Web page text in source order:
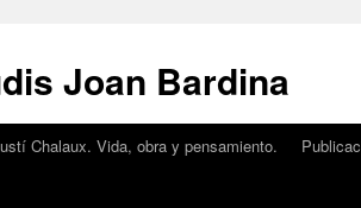
Joan Bardina
Chalaux. Vida, obra y pensamiento.